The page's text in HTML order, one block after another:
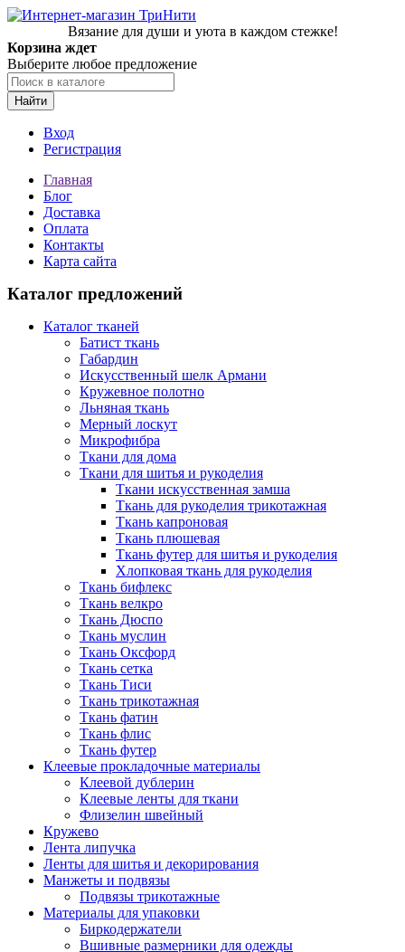
Вязание для души и уюта в каждом стежке!
Корзина ждет
Выберите любое предложение
Найти
Вход
Регистрация
Главная
Блог
Доставка
Оплата
Контакты
Карта сайта
Каталог предложений
Каталог тканей
Батист ткань
Габардин
Искусственный шелк Армани
Кружевное полотно
Льняная ткань
Мерный лоскут
Микрофибра
Ткани для дома
Ткани для шитья и рукоделия
Ткани искусственная замша
Ткань для рукоделия трикотажная
Ткань капроновая
Ткань плюшевая
Ткань футер для шитья и рукоделия
Хлопковая ткань для рукоделия
Ткань бифлекс
Ткань велкро
Ткань Дюспо
Ткань муслин
Ткань Оксфорд
Ткань сетка
Ткань Тиси
Ткань трикотажная
Ткань фатин
Ткань флис
Ткань футер
Клеевые прокладочные материалы
Клеевой дублерин
Клеевые ленты для ткани
Флизелин швейный
Кружево
Лента липучка
Ленты для шитья и декорирования
Манжеты и подвязы
Подвязы трикотажные
Материалы для упаковки
Биркодержатели
Вшивные размерники для одежды